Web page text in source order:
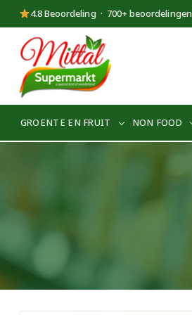
4.8 Beoordeling · 700+ beoordelingen
Supermarkt
Mittal
GROENTE EN FRUIT NON FOOD